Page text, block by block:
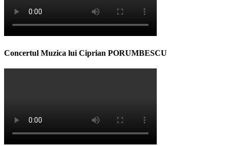
Concertul Muzica lui Ciprian PORUMBESCU